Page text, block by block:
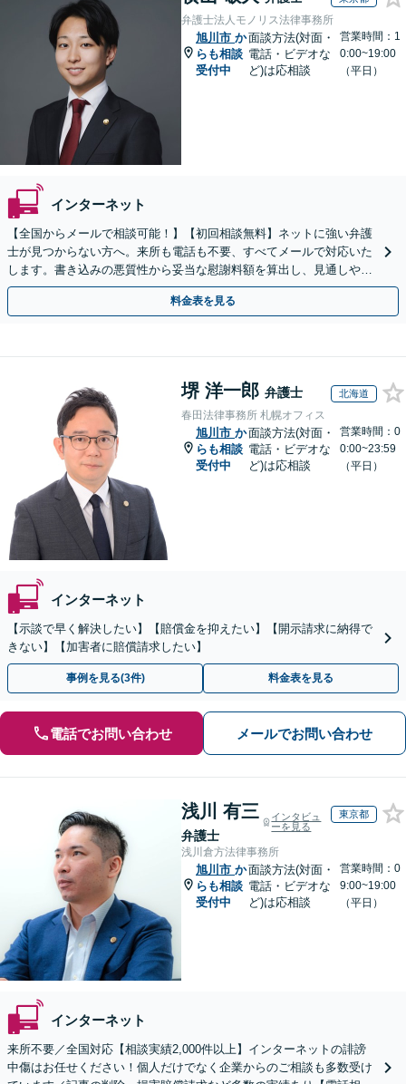
弁護士法人モノリス法律事務所
旭川市 か
らも相談
受付中
面談方法(対面・
電話・ビデオな
ど)は応相談
営業時間：1
0:00~19:00
（平日）
インターネット
【全国からメールで相談可能！】【初回相談無料】ネットに強い弁護
士が見つからない方へ。来所も電話も不要、すべてメールで対応いた
します。書き込みの悪質性から妥当な慰謝料額を算出し、見通しや費
用面のリスクも包み隠さずお伝えしサポートします。
料金表を見る
堺 洋一郎 弁護士 北海道
春田法律事務所 札幌オフィス
旭川市 か
らも相談
受付中
面談方法(対面・
電話・ビデオな
ど)は応相談
営業時間：0
0:00~23:59
（平日）
インターネット
【示談で早く解決したい】【賠償金を抑えたい】【開示請求に納得で
きない】【加害者に賠償請求したい】
事例を見る(3件) 料金表を見る
電話でお問い合わせ メールでお問い合わせ
浅川 有三
弁護士
インタビュ
ーを見る
東京都
浅川倉方法律事務所
旭川市 か
らも相談
受付中
面談方法(対面・
電話・ビデオな
ど)は応相談
営業時間：0
9:00~19:00
（平日）
インターネット
来所不要／全国対応【相談実績2,000件以上】インターネットの誹謗
中傷はお任せください！個人だけでなく企業からのご相談も多数受け